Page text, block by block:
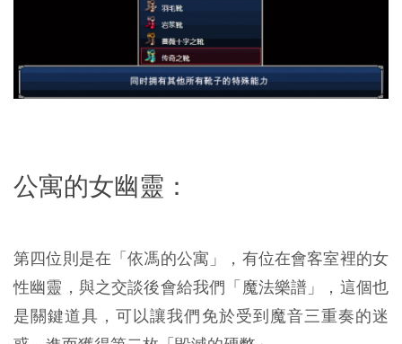
公寓的女幽靈：
第四位則是在「依馮的公寓」，有位在會客室裡的女
性幽靈，與之交談後會給我們「魔法樂譜」，這個也
是關鍵道具，可以讓我們免於受到魔音三重奏的迷